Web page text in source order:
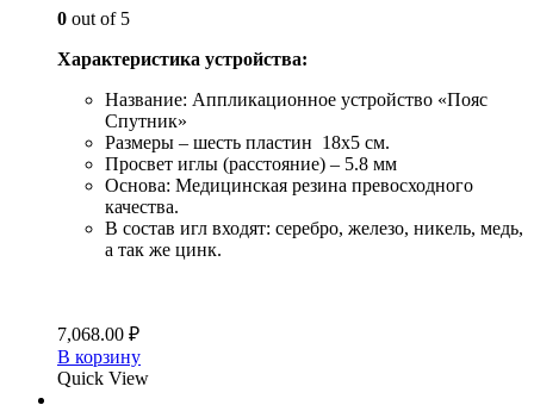
0 out of 5
Характеристика устройства:
Название: Аппликационное устройство «Пояс
Спутник»
Размеры – шесть пластин 18х5 см.
Просвет иглы (расстояние) – 5.8 мм
Основа: Медицинская резина превосходного
качества.
В состав игл входят: серебро, железо, никель, медь,
а так же цинк.
7,068.00 ₽
В корзину
Quick View